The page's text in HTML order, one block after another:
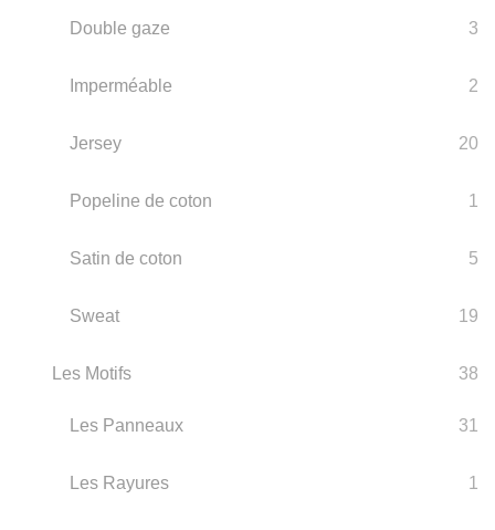
Double gaze 3
Imperméable 2
Jersey 20
Popeline de coton 1
Satin de coton 5
Sweat 19
Les Motifs 38
Les Panneaux 31
Les Rayures 1